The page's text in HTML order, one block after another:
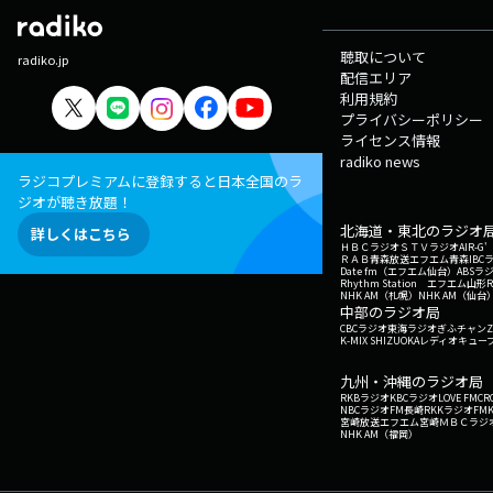
radiko.jp
ラジコプレミアムに登録すると日本全国のラ
ジオが聴き放題！
詳しくはこちら
聴取について
配信エリア
利用規約
プライバシーポリシー
ライセンス情報
radiko news
北海道・東北のラジオ
ＨＢＣラジオＳＴＶラジオAIR-G'
ＲＡＢ青森放送エフエム青森IBC
Date fm（エフエム仙台） ABSラ
Rhythm Station エフエム山形
NHK AM（札幌） NHK AM（仙台
中部のラジオ局
CBCラジオ東海ラジオぎふチャン
K-MIX SHIZUOKAレディオキュー
九州・沖縄のラジオ局
RKBラジオKBCラジオLOVE FM
NBCラジオFM長崎RKKラジオ
宮崎放送エフエム宮崎ＭＢＣラジ
NHK AM（福岡）